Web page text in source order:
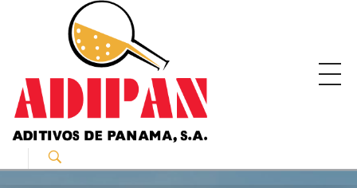
ADIPAN - Aditivos de Panamá S.A.
Productos especializados para la construcción.